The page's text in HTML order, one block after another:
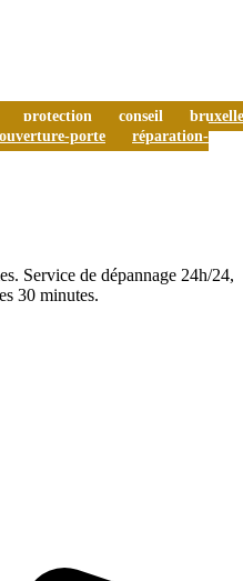
protection conseil
ouverture-porte
réparation-
Service de dépannage 24h/24,
30 minutes.